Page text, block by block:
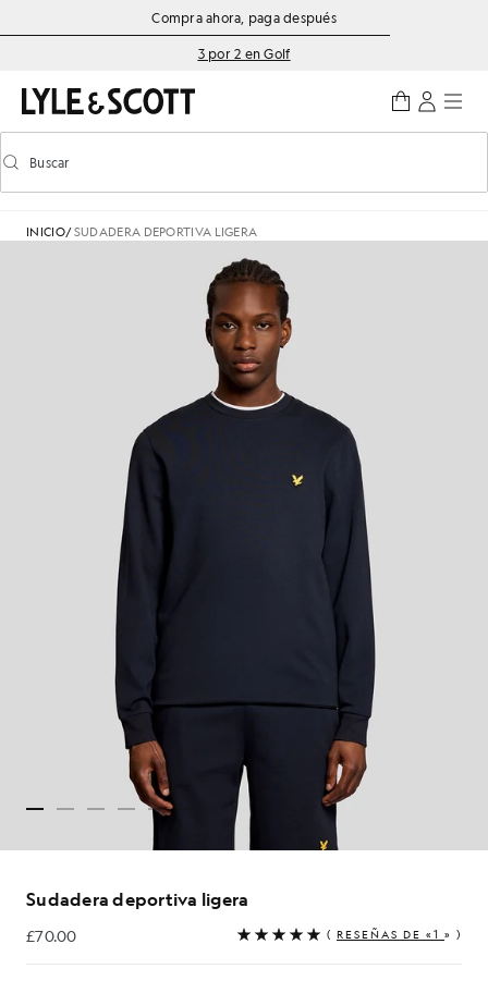
Saltar al contenido principal
Información de accesibilidadCompra ahora, paga después
3 por 2 en Golf
Activar/desactivar la búsqueda predictiva
Buscar
INICIO/SUDADERA DEPORTIVA LIGERA
Sudadera deportiva ligera
£70.00
£70.00 ( RESEÑAS DE «1 » )